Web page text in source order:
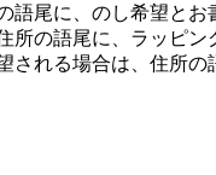
語尾に、のし希望とお
所の語尾に、ラッピン
される場合は、住所